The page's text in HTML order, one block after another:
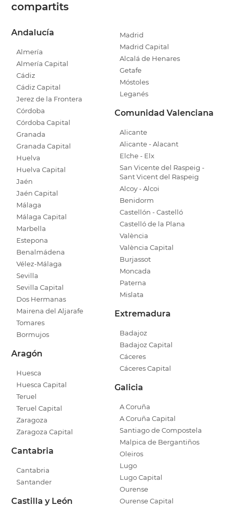
compartits
Andalucía
Almería
Almería Capital
Cádiz
Cádiz Capital
Jerez de la Frontera
Córdoba
Córdoba Capital
Granada
Granada Capital
Huelva
Huelva Capital
Jaén
Jaén Capital
Málaga
Málaga Capital
Marbella
Estepona
Benalmádena
Vélez-Málaga
Sevilla
Sevilla Capital
Dos Hermanas
Mairena del Aljarafe
Tomares
Bormujos
Aragón
Huesca
Huesca Capital
Teruel
Teruel Capital
Zaragoza
Zaragoza Capital
Cantabria
Cantabria
Santander
Castilla y León
Madrid
Madrid Capital
Alcalá de Henares
Getafe
Móstoles
Leganés
Comunidad Valenciana
Alicante
Alicante - Alacant
Elche - Elx
San Vicente del Raspeig -
Sant Vicent del Raspeig
Alcoy - Alcoi
Benidorm
Castellón - Castelló
Castelló de la Plana
València
València Capital
Burjassot
Moncada
Paterna
Mislata
Extremadura
Badajoz
Badajoz Capital
Cáceres
Cáceres Capital
Galicia
A Coruña
A Coruña Capital
Santiago de Compostela
Malpica de Bergantiños
Oleiros
Lugo
Lugo Capital
Ourense
Ourense Capital